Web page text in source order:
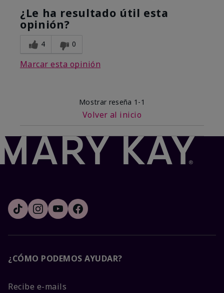
¿Le ha resultado útil esta
opinión?
4 0
Marcar esta opinión
Mostrar reseña 1-1
Volver al inicio
¿CÓMO PODEMOS AYUDAR?
Recibe e-mails